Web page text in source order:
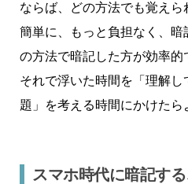
ならば、どの方法でも覚えら
簡単に、もっと負担なく、
の方法で暗記した方が効率的
それで浮いた時間を「理解
題」を考える時間にかけたら
スマホ時代に暗記す